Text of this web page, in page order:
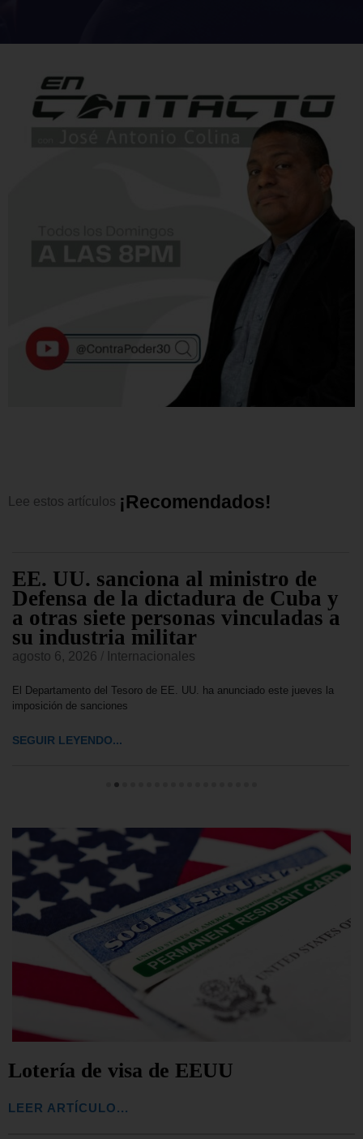
Lee estos artículos ¡Recomend ad os!
EE. UU. sanciona al ministro de
Defensa de la dictadura de Cuba y
a otras siete personas vinculadas a
su industria militar
agosto 6, 2026 Internacionales
El Departamento del Tesoro de EE. UU. ha anunciado este jueves la
imposición de sanciones
SEGUIR LEYENDO...
Lotería de visa de EEUU
LEER ARTÍCULO...